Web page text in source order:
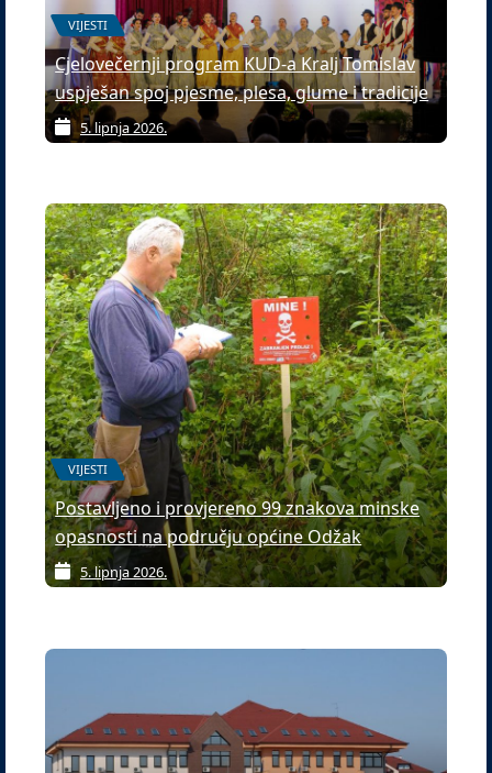
VIJESTI
Cjelovečernji program KUD-a Kralj Tomislav
uspješan spoj pjesme, plesa, glume i tradicije
5. lipnja 2026.
VIJESTI
Postavljeno i provjereno 99 znakova minske
opasnosti na području općine Odžak
5. lipnja 2026.